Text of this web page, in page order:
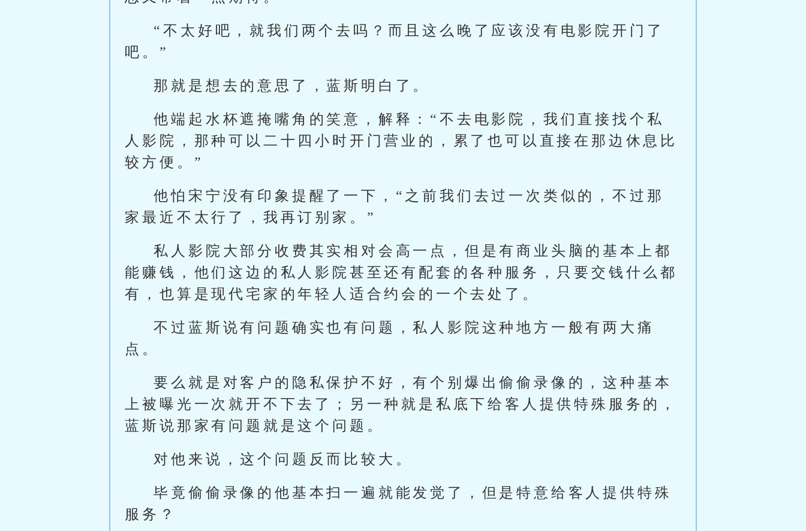
“不太好吧，就我们两个去吗？而且这么晚了应该没有电影院开门了
吧。”
那就是想去的意思了，蓝斯明白了。
他端起水杯遮掩嘴角的笑意，解释：“不去电影院，我们直接找个私
人影院，那种可以二十四小时开门营业的，累了也可以直接在那边休息比
较方便。”
他怕宋宁没有印象提醒了一下，“之前我们去过一次类似的，不过那
家最近不太行了，我再订别家。”
私人影院大部分收费其实相对会高一点，但是有商业头脑的基本上都
能赚钱，他们这边的私人影院甚至还有配套的各种服务，只要交钱什么都
有，也算是现代宅家的年轻人适合约会的一个去处了。
不过蓝斯说有问题确实也有问题，私人影院这种地方一般有两大痛
点。
要么就是对客户的隐私保护不好，有个别爆出偷偷录像的，这种基本
上被曝光一次就开不下去了；另一种就是私底下给客人提供特殊服务的，
蓝斯说那家有问题就是这个问题。
对他来说，这个问题反而比较大。
毕竟偷偷录像的他基本扫一遍就能发觉了，但是特意给客人提供特殊
服务？